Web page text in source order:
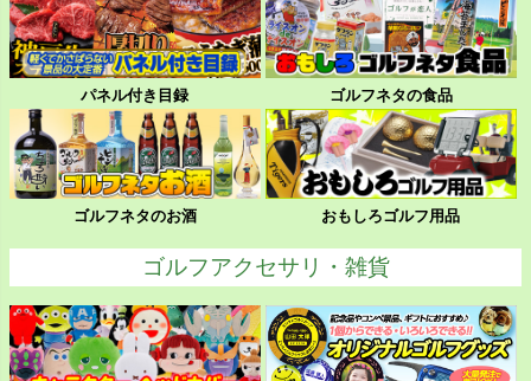
パネル付き目録 ゴルフネタの食品
ゴルフネタのお酒 おもしろゴルフ用品
ゴルフアクセサリ・雑貨